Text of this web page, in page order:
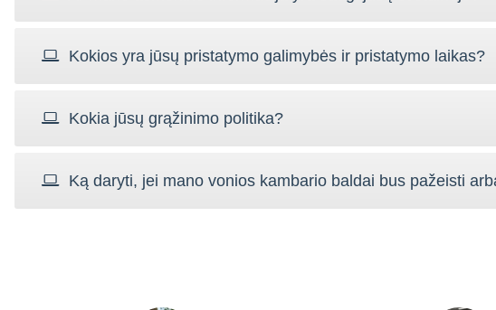
Kokios yra jūsų pristatymo galimybės ir pristatymo laikas?
Kokia jūsų grąžinimo politika?
Ką daryti, jei mano vonios kambario baldai bus pažeisti